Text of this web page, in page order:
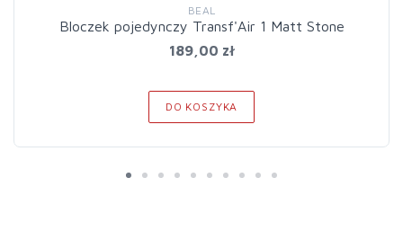
BEAL
Bloczek pojedynczy Transf'Air 1 Matt Stone
189,00 zł
DO KOSZYKA